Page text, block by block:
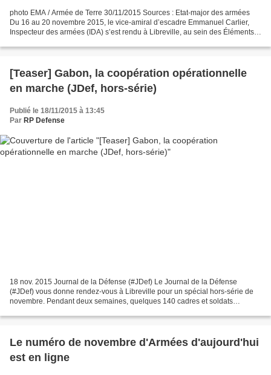
photo EMA / Armée de Terre 30/11/2015 Sources : Etat-major des armées
Du 16 au 20 novembre 2015, le vice-amiral d’escadre Emmanuel Carlier,
Inspecteur des armées (IDA) s’est rendu à Libreville, au sein des Éléments
[Teaser] Gabon, la coopération opérationnelle
en marche (JDef, hors-série)
Publié le 18/11/2015 à 13:45
Par RP Defense
18 nov. 2015 Journal de la Défense (#JDef) Le Journal de la Défense
(#JDef) vous donne rendez-vous à Libreville pour un spécial hors-série de
novembre. Pendant deux semaines, quelques 140 cadres et soldats
Le numéro de novembre d'Armées d'aujourd'hui
est en ligne